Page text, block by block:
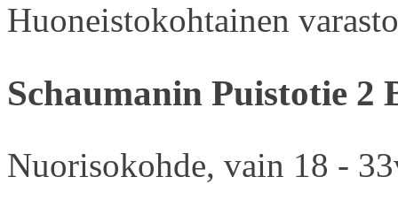
Huoneistokohtainen
Schaumanin Puistotie 2
Nuorisokohde, vain 18 -